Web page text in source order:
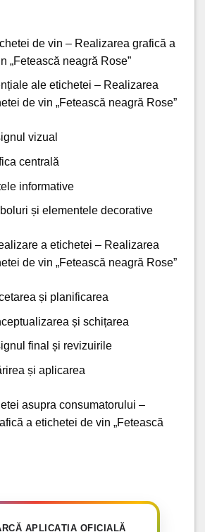
de vin – Realizarea grafică a
„Fetească neagră Rose”
ale etichetei – Realizarea
de vin „Fetească neagră Rose”
vizual
centrală
informative
și elementele decorative
a etichetei – Realizarea
de vin „Fetească neagră Rose”
și planificarea
și schițarea
final și revizuirile
și aplicarea
asupra consumatorului –
a etichetei de vin „Fetească
APLICAȚIA OFICIALĂ